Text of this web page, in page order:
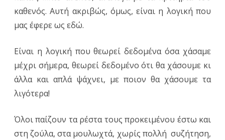
καθενός. Αυτή ακριβώς, όμως, είναι η λογική που
μας έφερε ως εδώ.
Είναι η λογική που θεωρεί δεδομένα όσα χάσαμε
μέχρι σήμερα, θεωρεί δεδομένο ότι θα χάσουμε κι
άλλα και απλά ψάχνει, με ποιον θα χάσουμε τα
λιγότερα!
Όλοι παίζουν τα ρέστα τους προκειμένου έστω και
στη ζούλα, στα μουλωχτά, χωρίς πολλή συζήτηση,